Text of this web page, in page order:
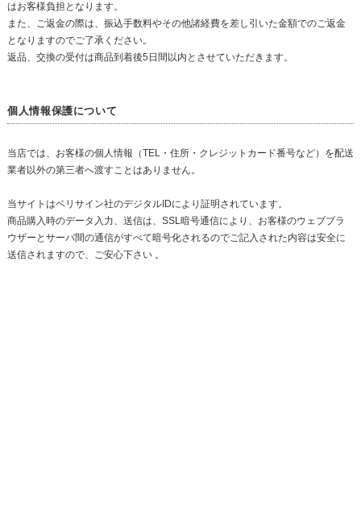
はお客様負担となります。
また、ご返金の際は、振込手数料やその他諸経費を差し引いた金額でのご返金
となりますのでご了承ください。
返品、交換の受付は商品到着後5日間以内とさせていただきます。
個人情報保護について
当店では、お客様の個人情報（TEL・住所・クレジットカード番号など）を配送
業者以外の第三者へ渡すことはありません。
当サイトはベリサイン社のデジタルIDにより証明されています。
商品購入時のデータ入力、送信は、SSL暗号通信により、お客様のウェブブラ
ウザーとサーバ間の通信がすべて暗号化されるのでご記入された内容は安全に
送信されますので、ご安心下さい 。